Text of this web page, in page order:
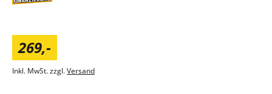
269,-
Inkl. MwSt. zzgl.Versand